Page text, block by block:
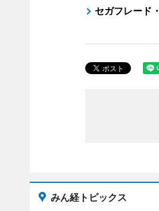
セガフレード
みん経トピックス